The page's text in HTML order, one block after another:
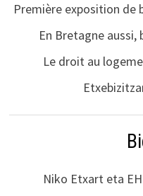
Première exposition de
En Bretagne
Le droit au
Niko Etxart eta